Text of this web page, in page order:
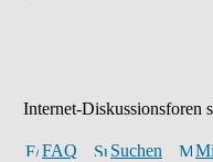
Internet-Diskussionsforen
FAQ Suchen